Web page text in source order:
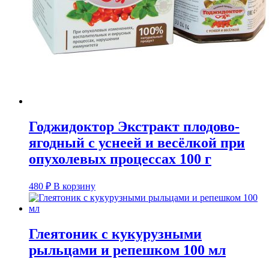
Годжидоктор Экстракт плодово-
ягодный с уснеей и весёлкой при
опухолевых процессах 100 г
480 ₽ В корзину
Глеятоник с кукурузными
рыльцами и репешком 100 мл